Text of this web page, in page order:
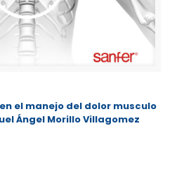
el manejo del dolor musculo
Ángel Morillo Villagomez